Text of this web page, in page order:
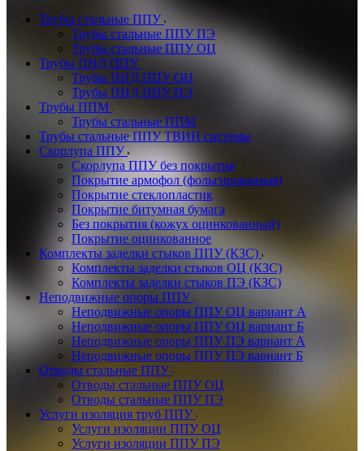
Трубы стальные ППУ
Трубы стальные ППУ ПЭ
Трубы стальные ППУ ОЦ
Трубы ПНД ППУ
Трубы ПНД ППУ ОЦ
Трубы ПНД ППУ ПЭ
Трубы ППМ
Трубы стальные ППМ
Трубы стальные ППУ ТВИН системы
Скорлупа ППУ
Скорлупа ППУ без покрытия
Покрытие армофол (фольгированная)
Покрытие стеклопластик
Покрытие битумная бумага
Без покрытия (кожух оцинкованный)
Покрытие оцинкованное
Комплекты заделки стыков ППУ (КЗС)
Комплекты заделки стыков ОЦ (КЗС)
Комплекты заделки стыков ПЭ (КЗС)
Неподвижные опоры ППУ
Неподвижные опоры ППУ ОЦ вариант А
Неподвижные опоры ППУ ОЦ вариант Б
Неподвижные опоры ППУ ПЭ вариант А
Неподвижные опоры ППУ ПЭ вариант Б
Отводы стальные ППУ
Отводы стальные ППУ ОЦ
Отводы стальные ППУ ПЭ
Услуги изоляция труб ППУ
Услуги изоляции ППУ ОЦ
Услуги изоляции ППУ ПЭ